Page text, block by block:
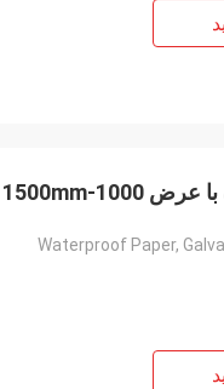
Waterproof Paper,